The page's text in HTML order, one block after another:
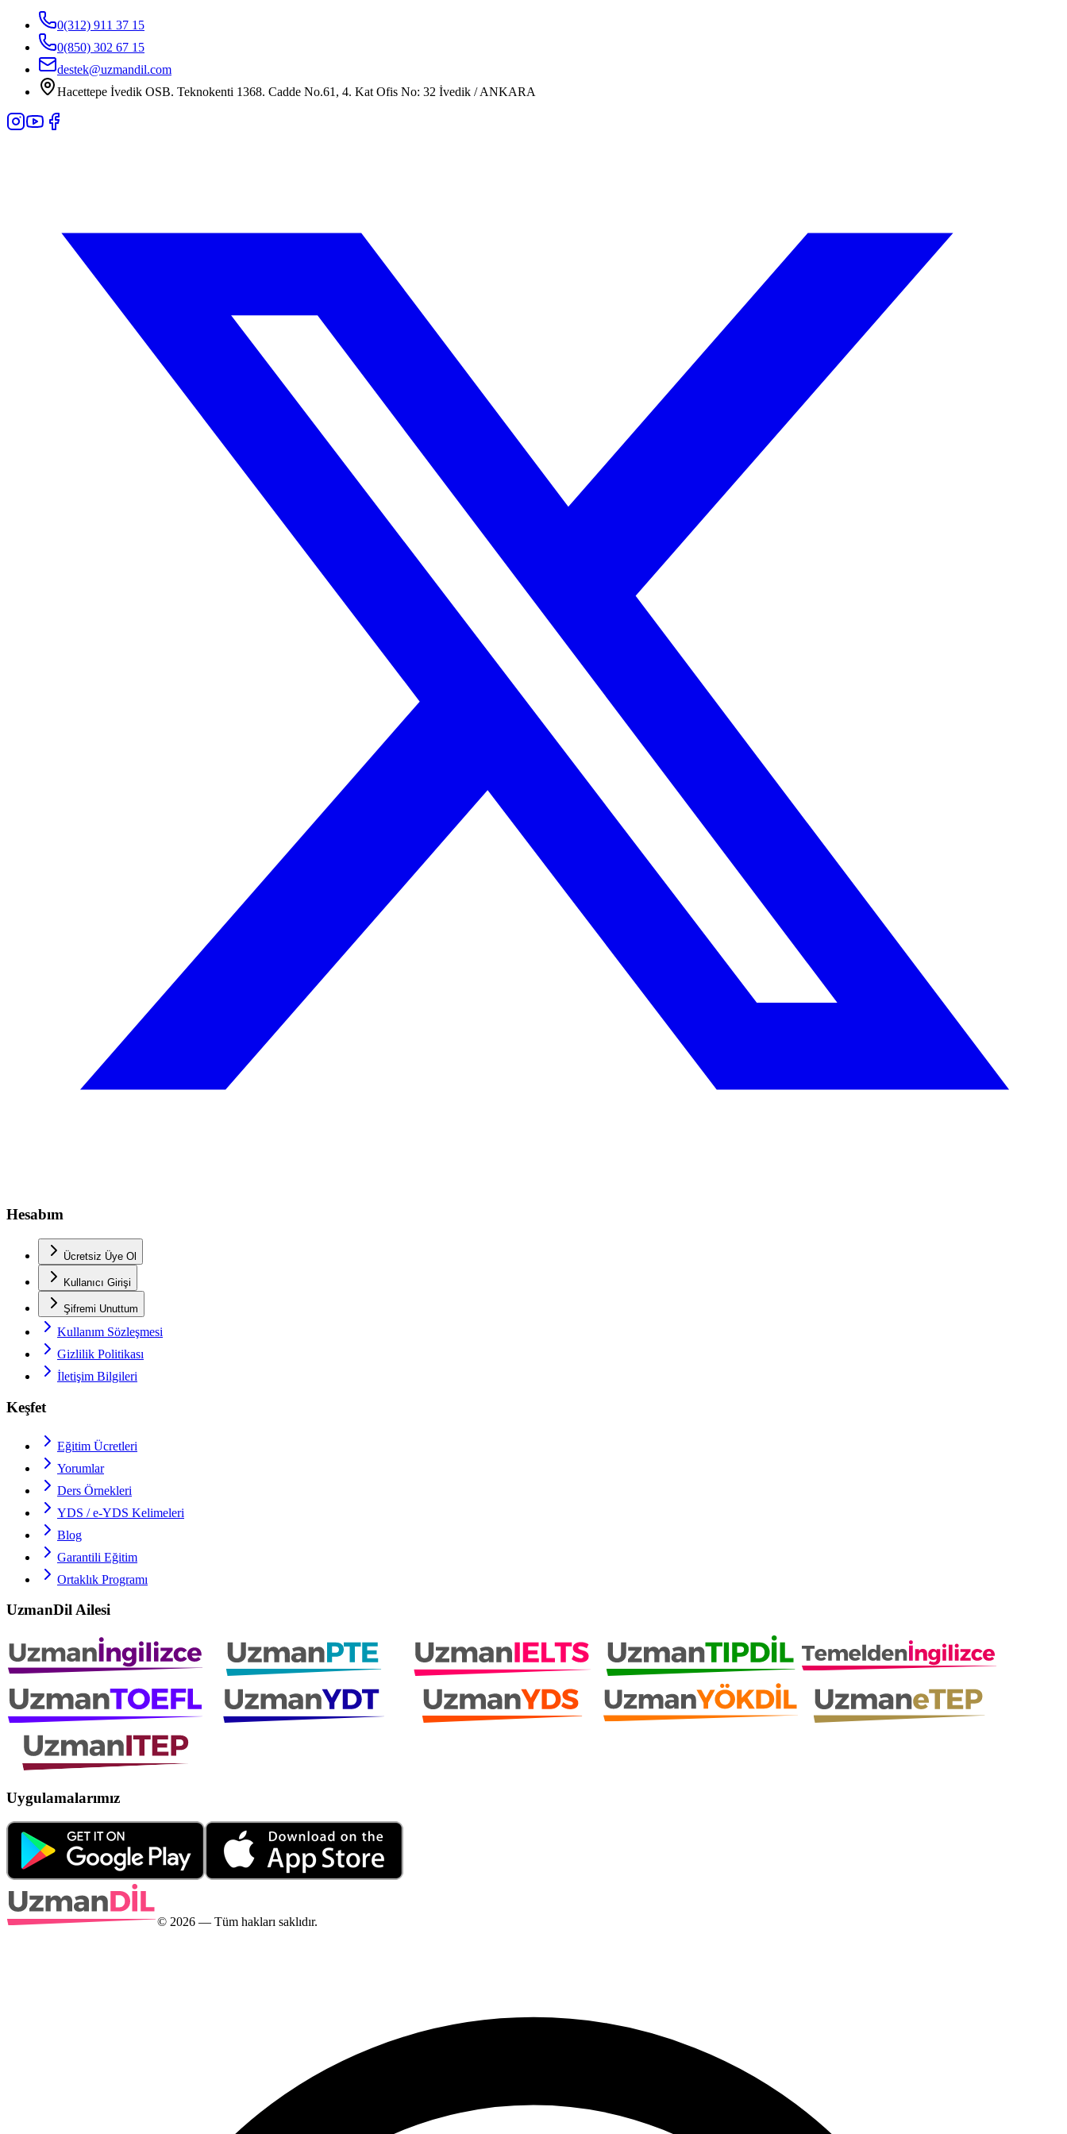
0(312) 911 37 15
0(850) 302 67 15
destek@uzmandil.com
Hacettepe İvedik OSB. Teknokenti 1368. Cadde No.61, 4. Kat Ofis No: 32 İvedik / ANKARA
Hesabım
Ücretsiz Üye Ol
Kullanıcı Girişi
Şifremi Unuttum
Kullanım Sözleşmesi
Gizlilik Politikası
İletişim Bilgileri
Keşfet
Eğitim Ücretleri
Yorumlar
Ders Örnekleri
YDS / e-YDS Kelimeleri
Blog
Garantili Eğitim
Ortaklık Programı
UzmanDil Ailesi
Uygulamalarımız
© 2026 — Tüm hakları saklıdır.